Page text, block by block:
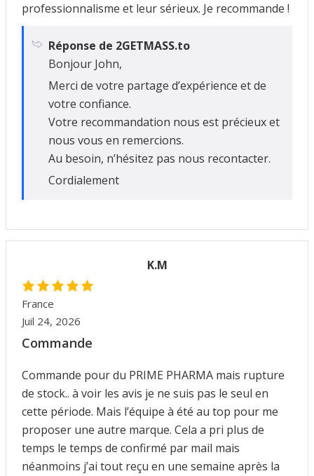
professionnalisme et leur sérieux. Je recommande !
Réponse de 2GETMASS.to
Bonjour John,
Merci de votre partage d’expérience et de
votre confiance.
Votre recommandation nous est précieux et
nous vous en remercions.
Au besoin, n’hésitez pas nous recontacter.
Cordialement
K.M
France
Juil 24, 2026
Commande
Commande pour du PRIME PHARMA mais rupture
de stock.. à voir les avis je ne suis pas le seul en
cette période. Mais l’équipe à été au top pour me
proposer une autre marque. Cela a pri plus de
temps le temps de confirmé par mail mais
néanmoins j’ai tout reçu en une semaine après la